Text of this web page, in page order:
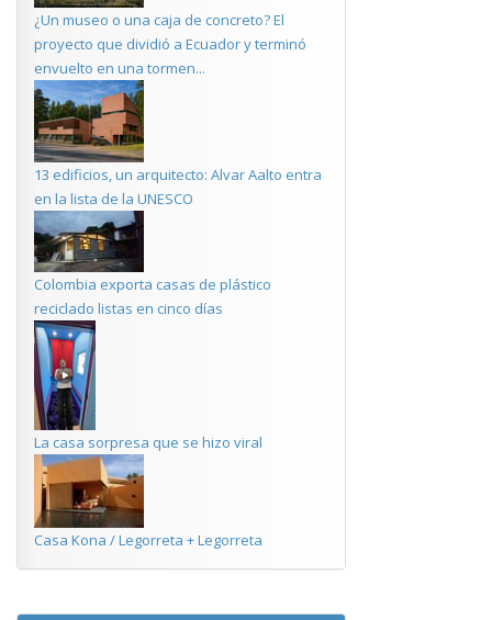
¿Un museo o una caja de concreto? El
proyecto que dividió a Ecuador y terminó
envuelto en una tormen...
13 edificios, un arquitecto: Alvar Aalto entra
en la lista de la UNESCO
Colombia exporta casas de plástico
reciclado listas en cinco días
La casa sorpresa que se hizo viral
Casa Kona / Legorreta + Legorreta